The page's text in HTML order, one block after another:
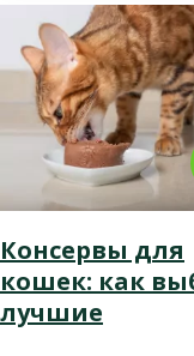
Консервы для
кошек: как
лучшие